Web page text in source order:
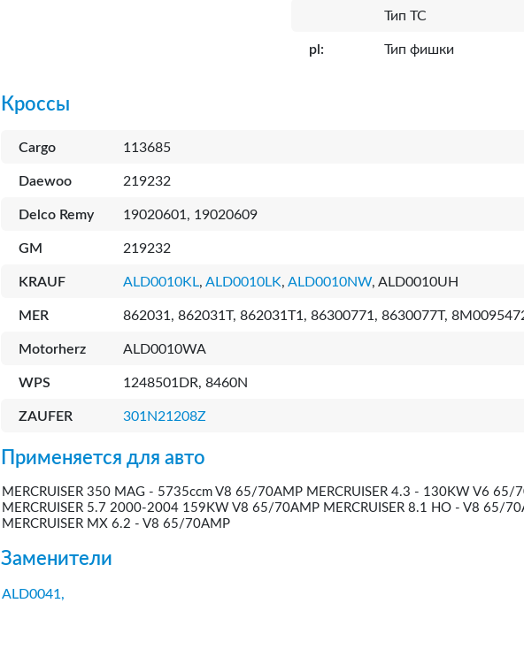
Тип ТС
pl: Тип фишки
Кроссы
Cargo 113685
Daewoo 219232
Delco Remy 19020601, 19020609
GM 219232
KRAUF ALD0010KL, ALD0010LK, ALD0010NW, ALD0010UH
MER 862031, 862031T, 862031T1, 86300771, 8630077T,
Motorherz ALD0010WA
WPS 1248501DR, 8460N
ZAUFER 301N21208Z
Применяется для авто
MERCRUISER 350 MAG - 5735ccm V8 65/70AMP MERCRUISER 4.3 - 130KW V6 65/
MERCRUISER 5.7 2000-2004 159KW V8 65/70AMP MERCRUISER 8.1 HO - V8 65/
MERCRUISER MX 6.2 - V8 65/70AMP
Заменители
ALD0041,